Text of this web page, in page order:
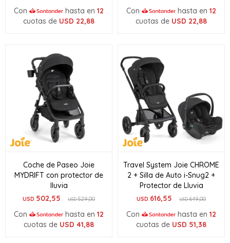
Con hasta en 12
cuotas de USD 22,88
Con hasta en 12
cuotas de USD 22,88
Coche de Paseo Joie
MYDRIFT con protector de
lluvia
USD 502,55 USD529,00
Con hasta en 12
cuotas de USD 41,88
Travel System Joie CHROME
2 + Silla de Auto i-Snug2 +
Protector de Lluvia
USD 616,55 USD649,00
Con hasta en 12
cuotas de USD 51,38